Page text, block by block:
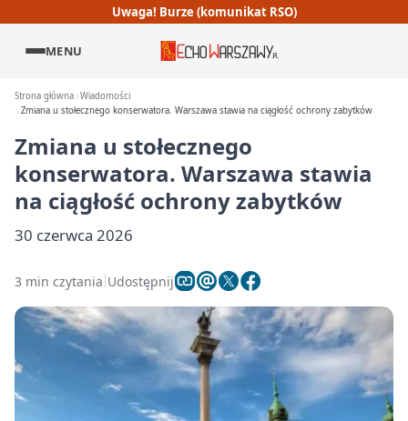
Uwaga! Burze (komunikat RSO)
MENU
Strona główna Wiadomości
Zmiana u stołecznego konserwatora. Warszawa stawia na ciągłość ochrony zabytków
Zmiana u stołecznego
konserwatora. Warszawa stawia
na ciągłość ochrony zabytków
30 czerwca 2026
3 min czytania Udostępnij